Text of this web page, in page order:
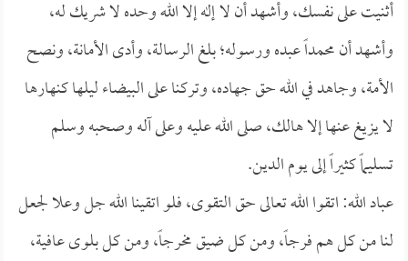
أثنيت على نفسك، وأشهد أن لا إله إلا الله وحده لا شريك له،
وأشهد أن محمداً عبده ورسوله؛ بلغ الرسالة، وأدى الأمانة، ونصح
الأمة، وجاهد في الله حق جهاده، وتركنا على البيضاء ليلها كنهارها
لا يزيغ عنها إلا هالك، صلى الله عليه وعلى آله وصحبه وسلم
تسليماً كثيراً إلى يوم الدين.
عباد الله: اتقوا الله تعالى حق التقوى، فلو اتقينا الله جل وعلا لجعل
لنا من كل هم فرجاً، ومن كل ضيق مخرجاً، ومن كل بلوى عافية،